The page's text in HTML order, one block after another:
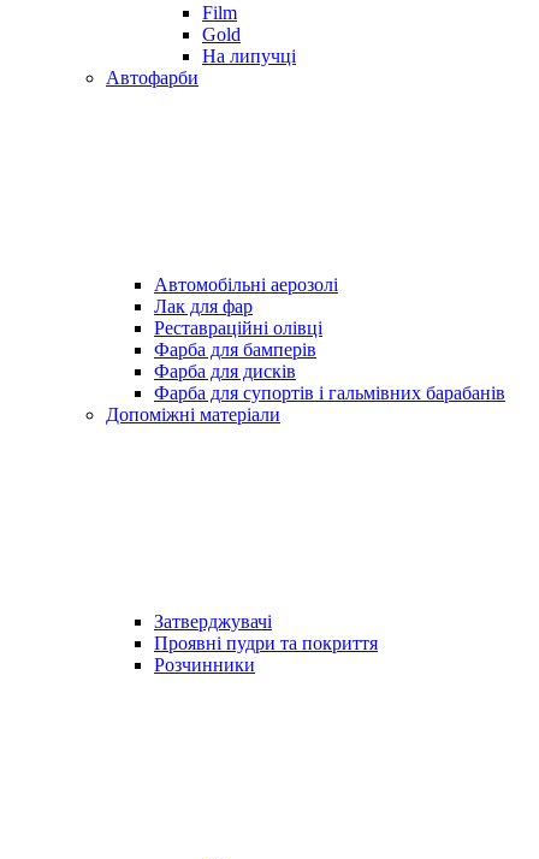
Film
Gold
На липучці
Автофарби
Автомобільні аерозолі
Лак для фар
Реставраційні олівці
Фарба для бамперів
Фарба для дисків
Фарба для супортів і гальмівних барабанів
Допоміжні матеріали
Затверджувачі
Проявні пудри та покриття
Розчинники